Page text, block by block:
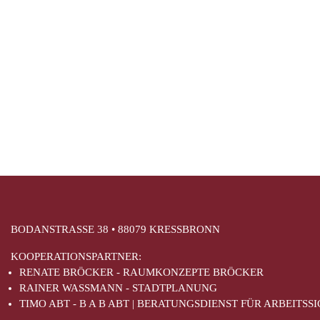
BODANSTRASSE 38 • 88079 KRESSBRONN
KOOPERATIONSPARTNER:
RENATE BRÖCKER - RAUMKONZEPTE BRÖCKER
RAINER WASSMANN - STADTPLANUNG
TIMO ABT - B A B ABT | BERATUNGSDIENST FÜR